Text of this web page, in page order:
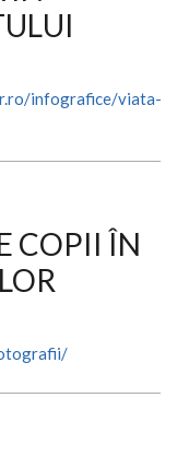
infografice/viata-
COPII ÎN